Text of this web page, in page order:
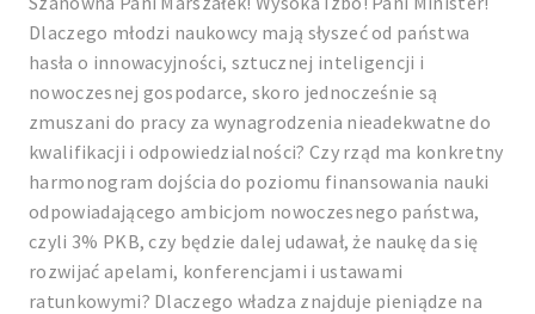
Dlaczego młodzi naukowcy mają słyszeć od państwa
hasła o innowacyjności, sztucznej inteligencji i
nowoczesnej gospodarce, skoro jednocześnie są
zmuszani do pracy za wynagrodzenia nieadekwatne do
kwalifikacji i odpowiedzialności? Czy rząd ma konkretny
harmonogram dojścia do poziomu finansowania nauki
odpowiadającego ambicjom nowoczesnego państwa,
czyli 3% PKB, czy będzie dalej udawał, że naukę da się
rozwijać apelami, konferencjami i ustawami
ratunkowymi? Dlaczego władza znajduje pieniądze na